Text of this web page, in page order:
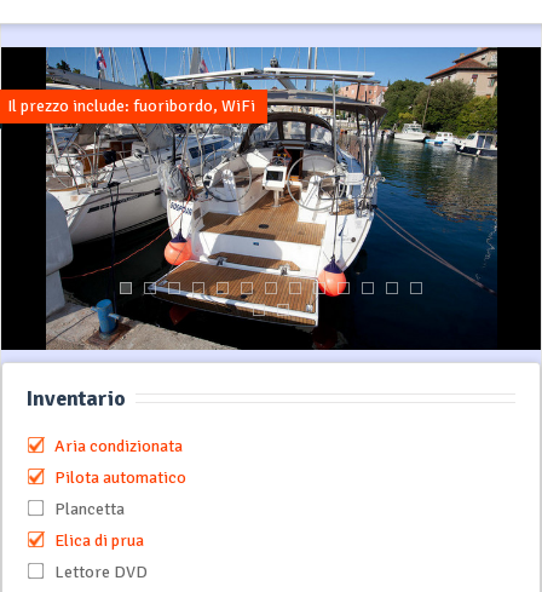
Il prezzo include: fuoribordo, WiFi
Inventario
Aria condizionata
Pilota automatico
Plancetta
Elica di prua
Lettore DVD